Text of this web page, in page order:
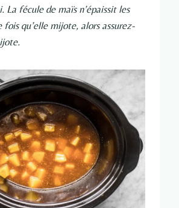
La fécule de maïs n’épaissit les
fois qu’elle mijote, alors assurez-